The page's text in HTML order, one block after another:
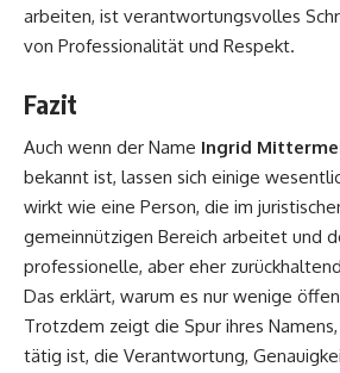
arbeiten, ist verantwortungsvolles
von Professionalität und Respekt.
Fazit
Auch wenn der Name Ingrid
bekannt ist, lassen sich einige
wirkt wie eine Person, die im
gemeinnützigen Bereich arbeitet und
professionelle, aber eher
Das erklärt, warum es nur wenige
Trotzdem zeigt die Spur ihres
tätig ist, die Verantwortung,